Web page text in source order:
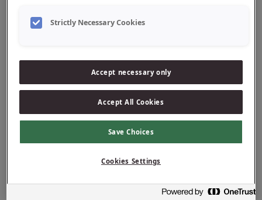
Jordan Παιδική Οδοντόκρεμα με
Η δημοφιλής παιδική μας οδοντόκρεμα σε συσκευασία με
αντλία κάνει το βούρτσισμα πιο εύκολο, διασκεδαστικό
με ένα μόνο πάτημα και είναι εύχρηστη για τα παιδιά.
1 αντλία οδοντόκρεμας (150ml) = 3 σωληνάρια
οδοντόκρεμας (3x50ml)
Τα μόνιμα δόντια του παιδιού σας χρειάζονται ιδιαίτερη
ειδικά για παιδιά 6–12 ετών, με το συνιστώμενο επίπεδο
Strictly Necessary Cookies
Accept necessary only
Accept All Cookies
Save Choices
Cookies Settings